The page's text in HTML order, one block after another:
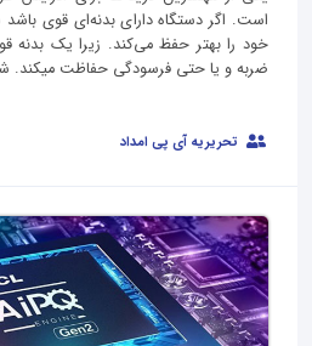
است. اگر دستگاه دارای بدنه‌ای قوی
خود را بهتر حفظ می‌کند. زیرا یک بدنه
ضربه و یا حتی فرسودگی حفاظت میکند.
تحریریه آی پی امداد